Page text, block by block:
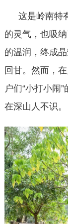
这是岭南特
的灵气，也吸
的温润，终成
回甘。然而，
户们“小打小闹
在深山人不识。